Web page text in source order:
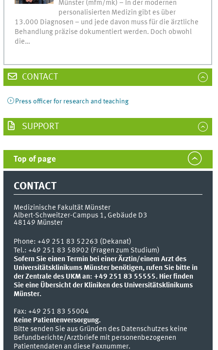
Münster (mfm/mk) – In der modernen
personalisierten Medizin gibt es über
13.000 Diagnosen – und jede davon muss für die ärztliche
Behandlung präzise dokumentiert werden. Doch obwohl
die…
CONTACT
Press officer for research and teaching
SUPPORT
Top of page
CONTACT
Medizinische Fakultät Münster
Albert-Schweitzer-Campus 1, Gebäude D3
48149 Münster
Phone:+49 251 83 52263 (Dekanat)
Tel.: +49 251 83 58902 (Fragen zum Studium)
Sofern Sie einen Termin bei einer Ärztin/einem Arzt des
Universitätsklinikums Münster benötigen, rufen Sie bitte in
der Zentrale des UKM an: +49 251 83 55555. Hier finden
Sie eine Übersicht der Kliniken des Universitätsklinikums
Münster.
Fax:+49 251 83 55004
Keine Patientenversorgung.
Bitte senden Sie aus Gründen des Datenschutzes keine
Befundberichte/Arztbriefe mit personenbezogenen
Patientendaten an diese Faxnummer.